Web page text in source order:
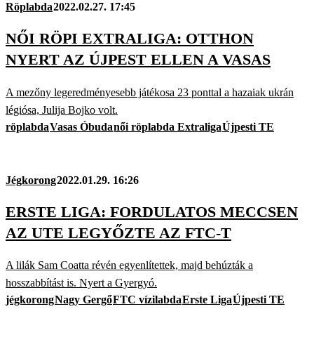
Röplabda2022.02.27. 17:45
NŐI RÖPI EXTRALIGA: OTTHON
NYERT AZ ÚJPEST ELLEN A VASAS
A mezőny legeredményesebb játékosa 23 ponttal a hazaiak ukrán
légiósa, Julija Bojko volt.
röplabdaVasas Óbudanői röplabda ExtraligaÚjpesti TE
Jégkorong2022.01.29. 16:26
ERSTE LIGA: FORDULATOS MECCSEN
AZ UTE LEGYŐZTE AZ FTC-T
A lilák Sam Coatta révén egyenlítettek, majd behúzták a
hosszabbítást is. Nyert a Gyergyó.
jégkorongNagy GergőFTC vízilabdaErste LigaÚjpesti TE